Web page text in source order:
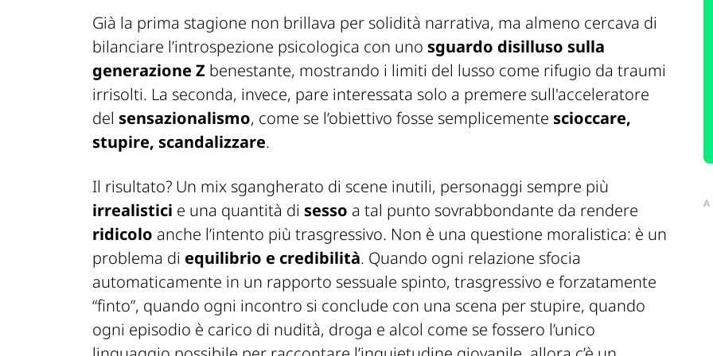
Già la prima stagione non brillava per solidità narrativa, ma almeno cercava di
bilanciare l’introspezione psicologica con uno sguardo disilluso sulla
generazione Z benestante, mostrando i limiti del lusso come rifugio da traumi
irrisolti. La seconda, invece, pare interessata solo a premere sull'acceleratore
del sensazionalismo, come se l’obiettivo fosse semplicemente scioccare,
stupire, scandalizzare.
Il risultato? Un mix sgangherato di scene inutili, personaggi sempre più
irrealistici e una quantità di sesso a tal punto sovrabbondante da rendere
ridicolo anche l’intento più trasgressivo. Non è una questione moralistica: è un
problema di equilibrio e credibilità. Quando ogni relazione sfocia
automaticamente in un rapporto sessuale spinto, trasgressivo e forzatamente
“finto”, quando ogni incontro si conclude con una scena per stupire, quando
ogni episodio è carico di nudità, droga e alcol come se fossero l’unico